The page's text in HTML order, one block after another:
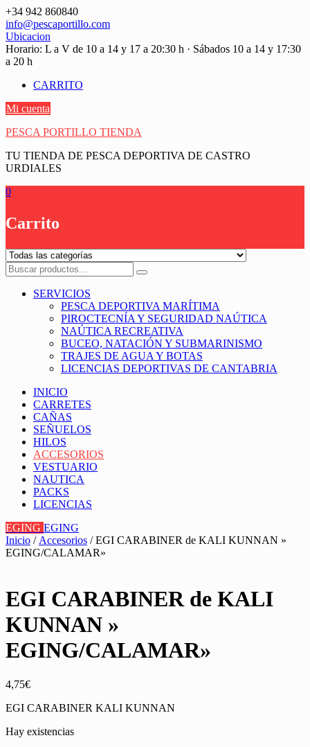
Saltar
contenido
+34 942 860840
info@pescaportillo.com
Ubicacion
Horario: L a V de 10 a 14 y 17 a 20:30 h · Sábados 10 a 14 y 17:30
a 20 h
CARRITO
Mi cuenta
PESCA PORTILLO TIENDA
TU TIENDA DE PESCA DEPORTIVA DE CASTRO
URDIALES
0
Carrito
SERVICIOS
PESCA DEPORTIVA MARÍTIMA
PIROCTECNÍA Y SEGURIDAD NAÚTICA
NAÚTICA RECREATIVA
BUCEO, NATACIÓN Y SUBMARINISMO
TRAJES DE AGUA Y BOTAS
LICENCIAS DEPORTIVAS DE CANTABRIA
INICIO
CARRETES
CAÑAS
SEÑUELOS
HILOS
ACCESORIOS
VESTUARIO
NAUTICA
PACKS
LICENCIAS
EGING EGING
Inicio / Accesorios / EGI CARABINER de KALI KUNNAN »
EGING/CALAMAR»
EGI CARABINER de KALI
KUNNAN »
EGING/CALAMAR»
4,75€
EGI CARABINER KALI KUNNAN
Hay existencias